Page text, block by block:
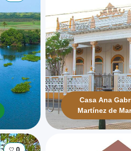
Casa Ana
Martínez de